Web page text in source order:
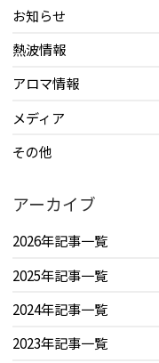
お知らせ
熱波情報
アロマ情報
メディア
その他
アーカイブ
2026年記事一覧
2025年記事一覧
2024年記事一覧
2023年記事一覧